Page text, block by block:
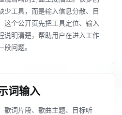
少工具，而是输入信息分散、目
这个公开页先把工具定位、输入
说明清楚，帮助用户在进入工作
问题。
词输入
歌词片段、歌曲主题、目标听